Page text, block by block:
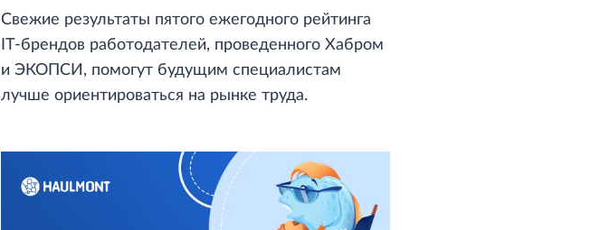
Свежие результаты пятого ежегодного рейтинга
IT-брендов работодателей, проведенного Хабром
и ЭКОПСИ, помогут будущим специалистам
лучше ориентироваться на рынке труда.